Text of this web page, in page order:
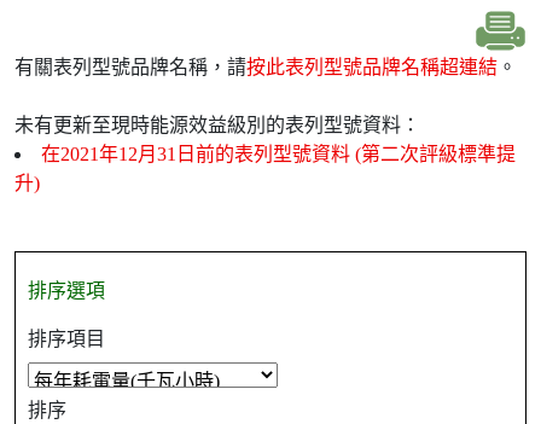
有關表列型號品牌名稱，請按此表列型號品牌名稱超連結 。
未有更新至現時能源效益級別的表列型號資料：
在2021年12月31日前的表列型號資料 (第二次評級標準提
升)
排序選項
排序項目
排序